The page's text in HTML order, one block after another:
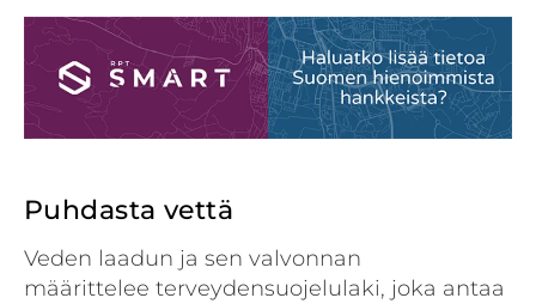
Puhdasta vettä
Veden laadun ja sen valvonnan
määrittelee terveydensuojelulaki, joka antaa